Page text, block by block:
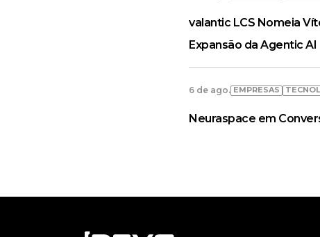
valantic LCS Nomeia
Expansão da Agentic AI
6 de ago. EMPRESAS
Neuraspace em